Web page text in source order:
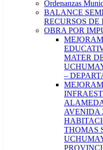
Ordenanzas
BALANCE
RECURSOS
OBRA POR
MATER
–
AVENIDA
THOMAS